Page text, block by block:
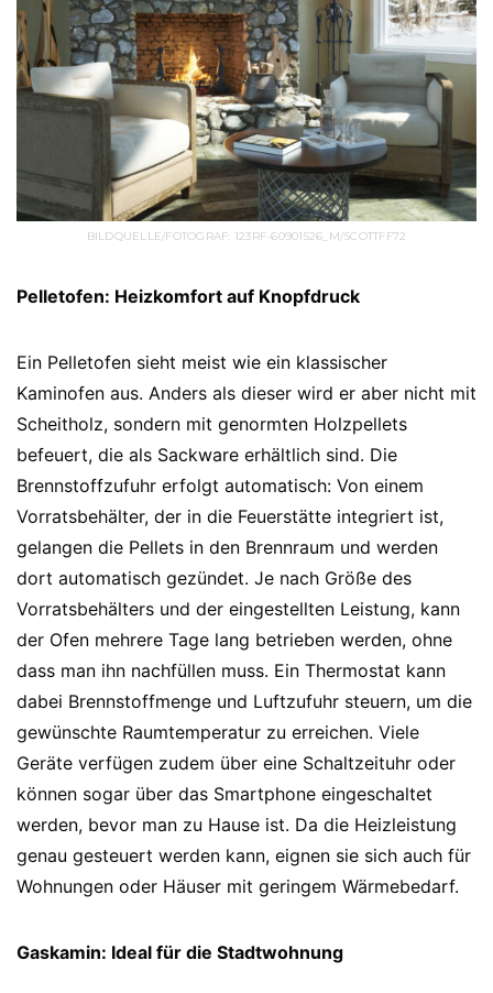
BILDQUELLE/FOTOGRAF: 123RF-60901526_M/SCOTTFF72
Pelletofen: Heizkomfort auf Knopfdruck
Ein Pelletofen sieht meist wie ein klassischer
Kaminofen aus. Anders als dieser wird er aber nicht mit
Scheitholz, sondern mit genormten Holzpellets
befeuert, die als Sackware erhältlich sind. Die
Brennstoffzufuhr erfolgt automatisch: Von einem
Vorratsbehälter, der in die Feuerstätte integriert ist,
gelangen die Pellets in den Brennraum und werden
dort automatisch gezündet. Je nach Größe des
Vorratsbehälters und der eingestellten Leistung, kann
der Ofen mehrere Tage lang betrieben werden, ohne
dass man ihn nachfüllen muss. Ein Thermostat kann
dabei Brennstoffmenge und Luftzufuhr steuern, um die
gewünschte Raumtemperatur zu erreichen. Viele
Geräte verfügen zudem über eine Schaltzeituhr oder
können sogar über das Smartphone eingeschaltet
werden, bevor man zu Hause ist. Da die Heizleistung
genau gesteuert werden kann, eignen sie sich auch für
Wohnungen oder Häuser mit geringem Wärmebedarf.
Gaskamin: Ideal für die Stadtwohnung